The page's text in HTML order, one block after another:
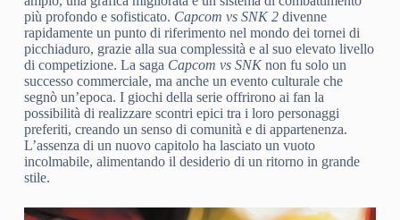
più profondo e sofisticato. Capcom vs SNK 2divenne
rapidamente un punto di riferimento nel mondo dei tornei di
picchiaduro, grazie alla sua complessità e al suo elevato livello
di competizione. La saga Capcom vs SNKnon fu solo un
successo commerciale, ma anche un evento culturale che
segnò un’epoca. I giochi della serie offrirono ai fan la
possibilità di realizzare scontri epici tra i loro personaggi
preferiti, creando un senso di comunità e di appartenenza.
L’assenza di un nuovo capitolo ha lasciato un vuoto
incolmabile, alimentando il desiderio di un ritorno in grande
stile.